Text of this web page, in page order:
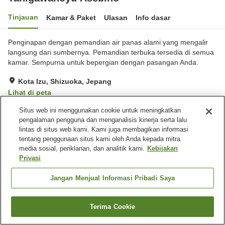
Tinjauan Kamar & Paket Ulasan Info dasar
Penginapan dengan pemandian air panas alami yang mengalir
langsung dari sumbernya. Pemandian terbuka tersedia di semua
kamar. Sempurna untuk bepergian dengan pasangan Anda.
Kota Izu, Shizuoka, Jepang
Lihat di peta
Luar biasa Ulasan:146
Fasilitas properti
Wi-Fi
Makan pribadi
Mesin penjual otomatis
Beranda Jepang Shizuoka
Kota Izu
Tanigawanoyu Asebino
Cari kamar
Situs web ini menggunakan cookie untuk meningkatkan
pengalaman pengguna dan menganalisis kinerja serta lalu
lintas di situs web kami. Kami juga membagikan informasi
tentang penggunaan situs kami oleh Anda kepada mitra
media sosial, periklanan, dan analitik kami. Kebijakan
Privasi
Jangan Menjual Informasi Pribadi Saya
Terima Cookie